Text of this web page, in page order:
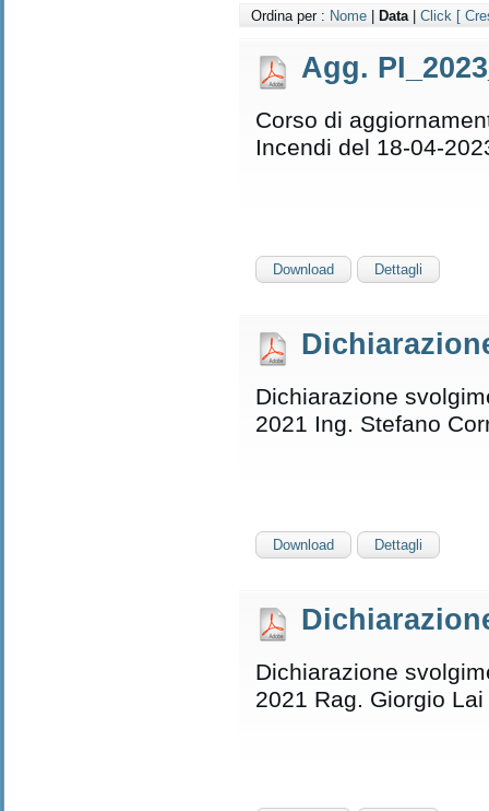
Ordina per : Nome Data Click [
Agg.
Corso di
Incendi del 18-04-
Download Dettagli
Dichiarazione
2021 Ing. Stefano
Download Dettagli
Dichiarazione
2021 Rag. Giorgio Lai